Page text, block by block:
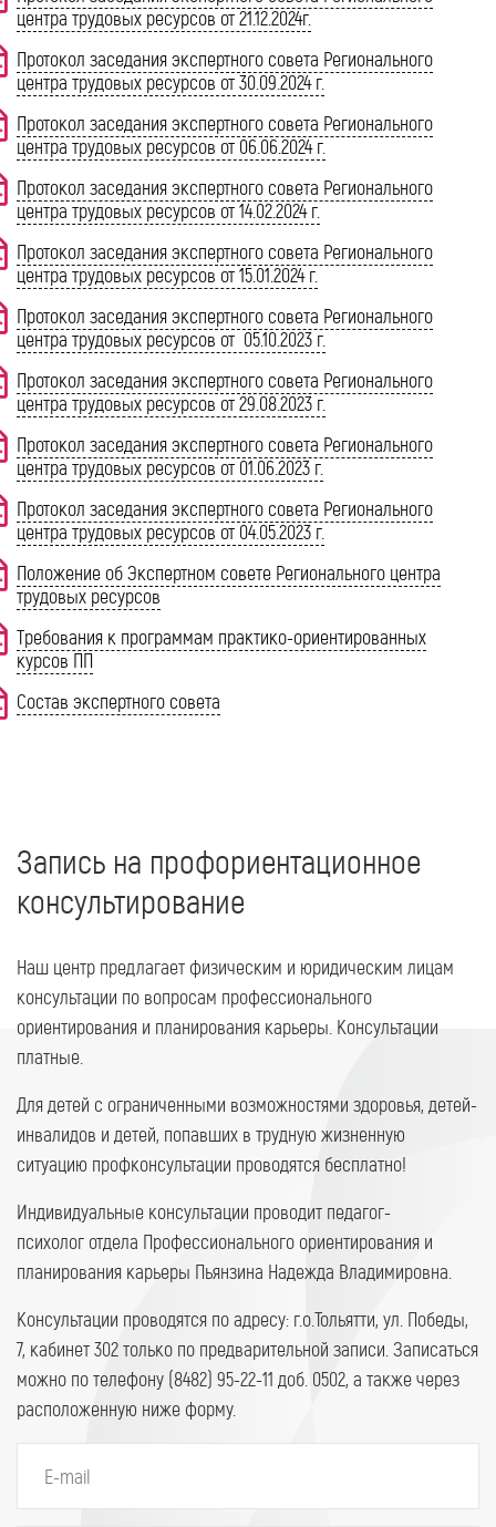
центра трудовых ресурсов от 21.12.2024г.
Протокол заседания экспертного совета Регионального
центра трудовых ресурсов от 30.09.2024 г.
Протокол заседания экспертного совета Регионального
центра трудовых ресурсов от 06.06.2024 г.
Протокол заседания экспертного совета Регионального
центра трудовых ресурсов от 14.02.2024 г.
Протокол заседания экспертного совета Регионального
центра трудовых ресурсов от 15.01.2024 г.
Протокол заседания экспертного совета Регионального
центра трудовых ресурсов от 05.10.2023 г.
Протокол заседания экспертного совета Регионального
центра трудовых ресурсов от 29.08.2023 г.
Протокол заседания экспертного совета Регионального
центра трудовых ресурсов от 01.06.2023 г.
Протокол заседания экспертного совета Регионального
центра трудовых ресурсов от 04.05.2023 г.
Положение об Экспертном совете Регионального центра
трудовых ресурсов
Требования к программам практико-ориентированных
курсов ПП
Состав экспертного совета
Запись на профориентационное
консультирование
Наш центр предлагает физическим и юридическим лицам
консультации по вопросам профессионального
ориентирования и планирования карьеры. Консультации
платные.
Для детей с ограниченными возможностями здоровья, детей-
инвалидов и детей, попавших в трудную жизненную
ситуацию профконсультации проводятся бесплатно!
Индивидуальные консультации проводит педагог-
психолог отдела Профессионального ориентирования и
планирования карьеры Пьянзина Надежда Владимировна.
Консультации проводятся по адресу: г.о.Тольятти, ул. Победы,
7, кабинет 302 только по предварительной записи. Записаться
можно по телефону (8482) 95-22-11 доб. 0502, а также через
расположенную ниже форму.